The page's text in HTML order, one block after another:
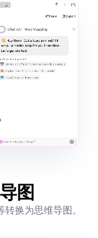
图
换为思维导图。